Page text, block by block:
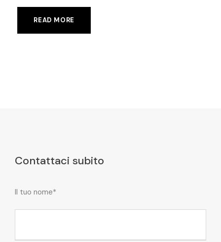
READ MORE
Contattaci subito
Il tuo nome*